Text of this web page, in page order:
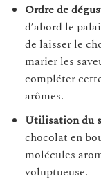
Ordre de
d’abord le
de laisser le
marier les
compléter
arômes.
Utilisation du
chocolat en
molécules
voluptueuse.